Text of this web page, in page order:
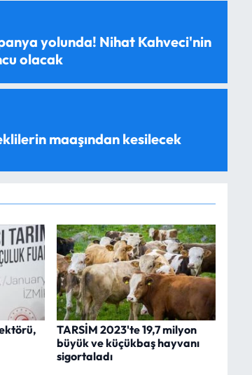
yolunda! Nihat Kahveci'nin
olacak
maaşından kesilecek
TARSİM 2023'te 19,7 milyon
büyük ve küçükbaş hayvanı
sigortaladı